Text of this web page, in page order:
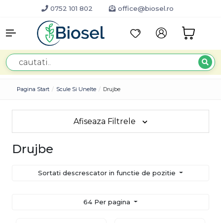
0752 101 802 office@biosel.ro
Pagina Start Scule Si Unelte Drujbe
Afiseaza Filtrele
Drujbe
Sortati descrescator in functie de pozitie
64 Per pagina